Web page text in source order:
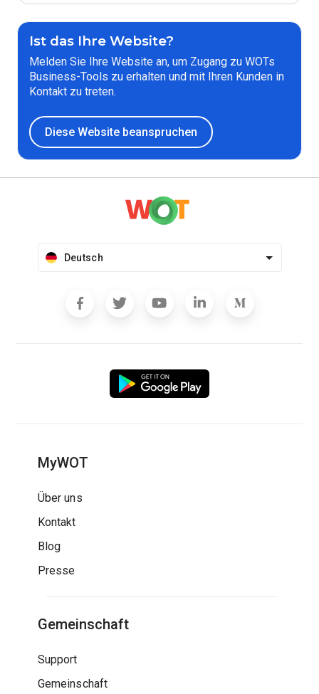
Ist das Ihre Website?
Melden Sie Ihre Website an, um Zugang zu WOTs
Business-Tools zu erhalten und mit Ihren Kunden in
Kontakt zu treten.
Diese Website beanspruchen
Deutsch
MyWOT
Über uns
Kontakt
Blog
Presse
Gemeinschaft
Support
Gemeinschaft